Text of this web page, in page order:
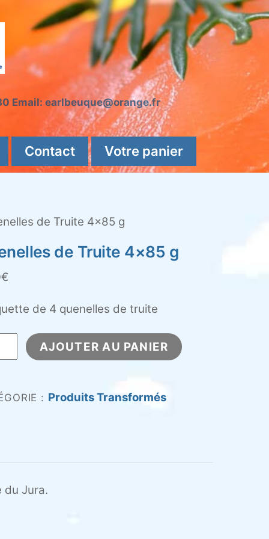
Email: earlbeuque@orange.fr
Contact Votre panier
de Truite 4×85 g
de Truite 4×85 g
€
de 4 quenelles de truite
AJOUTER AU PANIER
: Produits Transformés
du Jura.